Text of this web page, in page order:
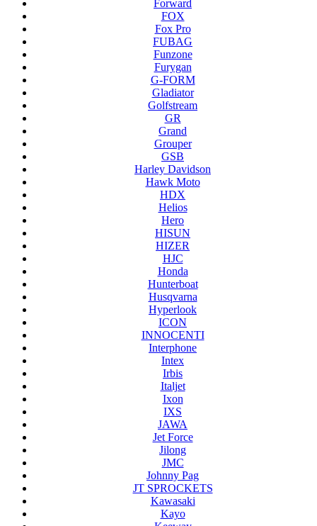
Forward
FOX
Fox Pro
FUBAG
Funzone
Furygan
G-FORM
Gladiator
Golfstream
GR
Grand
Grouper
GSB
Harley Davidson
Hawk Moto
HDX
Helios
Hero
HISUN
HIZER
HJC
Honda
Hunterboat
Husqvarna
Hyperlook
ICON
INNOCENTI
Interphone
Intex
Irbis
Italjet
Ixon
IXS
JAWA
Jet Force
Jilong
JMC
Johnny Pag
JT SPROCKETS
Kawasaki
Kayo